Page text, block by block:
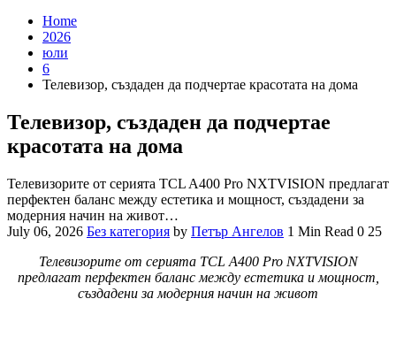
Home
2026
юли
6
Телевизор, създаден да подчертае красотата на дома
Телевизор, създаден да подчертае
красотата на дома
Телевизорите от серията TCL A400 Pro NXTVISION предлагат
перфектен баланс между естетика и мощност, създадени за
модерния начин на живот…
July 06, 2026 Без категория by Петър Ангелов 1 Min Read 0 25
Телевизорите от серията TCL A400 Pro NXTVISION
предлагат перфектен баланс между естетика и мощност,
създадени за модерния начин на живот